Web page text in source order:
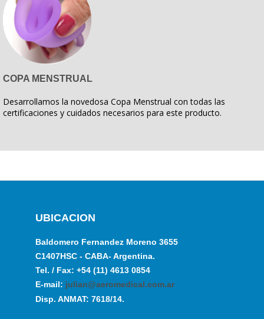
COPA MENSTRUAL
Desarrollamos la novedosa Copa Menstrual con todas las
certificaciones y cuidados necesarios para este producto.
UBICACION
Baldomero Fernandez Moreno 3655
C1407HSC - CABA- Argentina.
Tel. / Fax: +54 (11) 4613 0854
E-mail: julian@aeromedical.com.ar
Disp. ANMAT: 7618/14.